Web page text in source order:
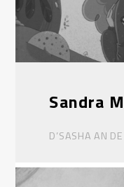
Sandra
D’SASHA AN